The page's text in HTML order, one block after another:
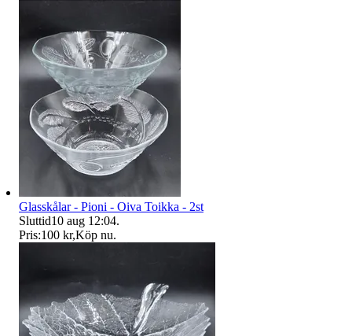
Glasskålar - Pioni - Oiva Toikka - 2st
Sluttid10 aug 12:04.
Pris:100 kr,Köp nu.